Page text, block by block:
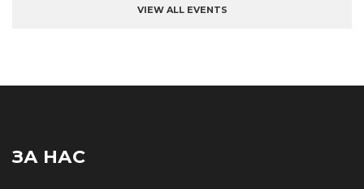
VIEW ALL EVENTS
ЗА НАС